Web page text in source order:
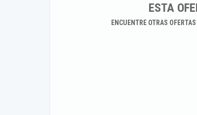
ESTA
ENCUENTRE OTRAS